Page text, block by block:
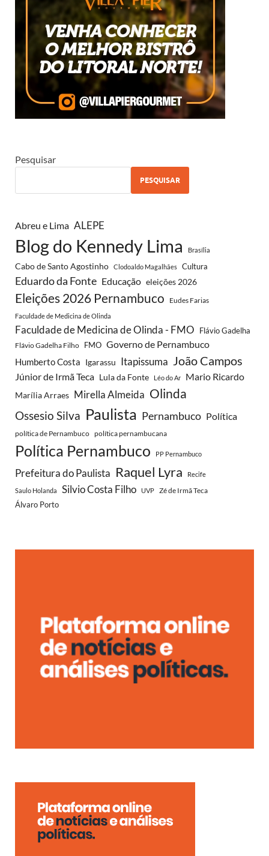
Pesquisar
PESQUISAR
Abreu e Lima ALEPE
Blog do Kennedy Lima Brasília
Cabo de Santo Agostinho Clodoaldo Magalhães Cultura
Eduardo da Fonte Educação eleições 2026
Eleições 2026 Pernambuco Eudes Farias
Faculdade de Medicina de Olinda
Faculdade de Medicina de Olinda - FMO Flávio Gadelha
Flávio Gadelha Filho FMO Governo de Pernambuco
Humberto Costa Igarassu Itapissuma João Campos
Júnior de Irmã Teca Lula da Fonte Léo do Ar Mario Ricardo
Marília Arraes Mirella Almeida Olinda
Ossesio Silva Paulista Pernambuco Política
política de Pernambuco política pernambucana
Política Pernambuco PP Pernambuco
Prefeitura do Paulista Raquel Lyra Recife
Saulo Holanda Silvio Costa Filho UVP Zé de Irmã Teca
Álvaro Porto